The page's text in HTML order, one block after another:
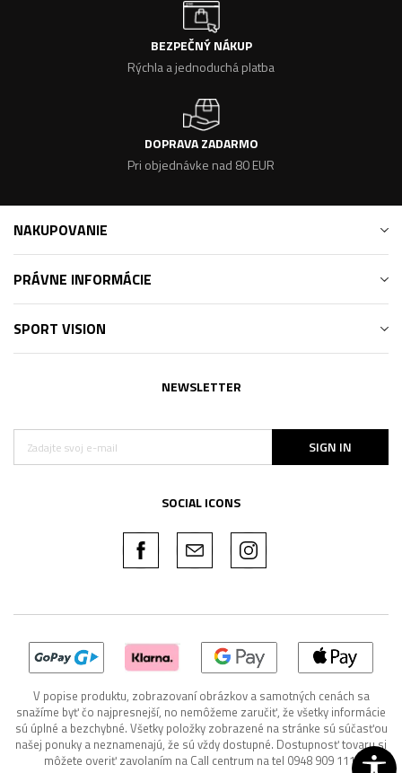
BEZPEČNÝ NÁKUP
Rýchla a jednoduchá platba
DOPRAVA ZADARMO
Pri objednávke nad 80 EUR
NAKUPOVANIE
PRÁVNE INFORMÁCIE
SPORT VISION
NEWSLETTER
SIGN IN
SOCIAL ICONS
V popise produktu, zobrazovaní obrázkov a samotných cenách sa
snažíme byť čo najpresnejší, no nemôžeme zaručiť, že všetky informácie
sú úplné a bezchybné. Všetky položky zobrazené na stránke sú súčasťou
našej ponuky a neznamenajú, že sú vždy dostupné. Dostupnosť tovaru si
môžete overiť zavolaním na Call centrum na tel 0948 909 111.